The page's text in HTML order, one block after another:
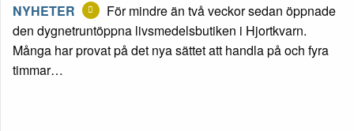
NYHETER
För mindre än två veckor sedan öppnade
den dygnetruntöppna livsmedelsbutiken i Hjortkvarn.
Många har provat på det nya sättet att handla på och fyra
timmar…